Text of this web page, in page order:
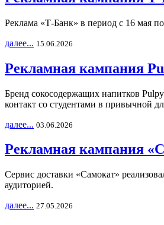
Реклама «Т-Банк» в период с 16 мая
далее... 15.06.2026
Рекламная кампания
Бренд сокосодержащих напитков
контакт со студентами в привычной
далее... 03.06.2026
Рекламная кампания
Сервис доставки «Самокат»
аудиторией.
далее... 27.05.2026